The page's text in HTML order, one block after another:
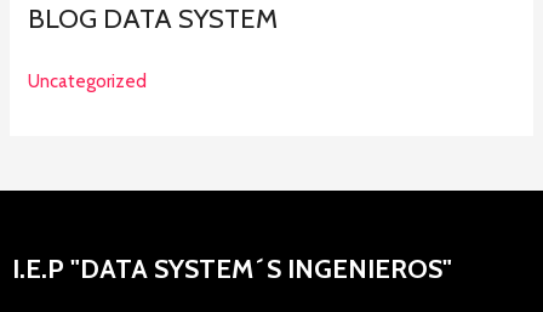
BLOG DATA SYSTEM
Uncategorized
I.E.P "DATA SYSTEM´S INGENIEROS"